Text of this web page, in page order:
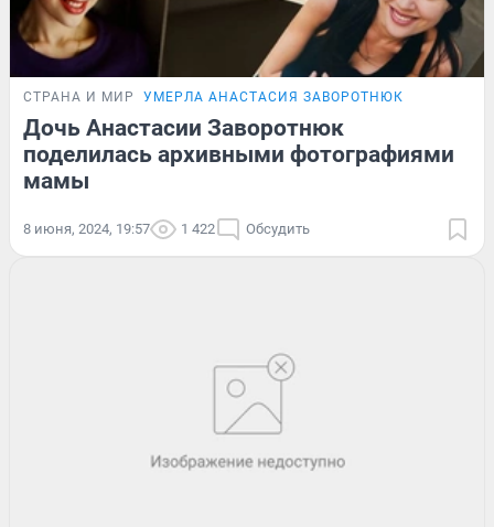
СТРАНА И МИР УМЕРЛА АНАСТАСИЯ ЗАВОРОТНЮК
Дочь Анастасии Заворотнюк
поделилась архивными фотографиями
мамы
8 июня, 2024, 19:57 1 422 Обсудить